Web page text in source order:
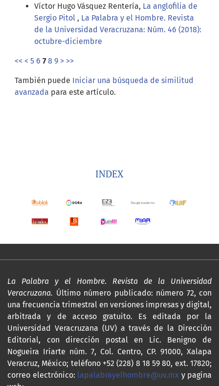
Víctor Hugo Vásquez Rentería, La anglofilia de
Sergio Pitol , La Palabra y el Hombre. Revista
de la Universidad Veracruzana: Núm. 46 (2018):
octubre-diciembre
<< < 5 6 7 8 9 > >>
También puede Iniciar una búsqueda de similitud
avanzada para este artículo.
INDEX
La Palabra y el Hombre. Revista de la Universidad
Veracruzana. Último número publicado: número 72, con
una frecuencia trimestral en versiones impresas y digital,
arbitrada y de acceso gratuito. Es editada por la
Universidad Veracruzana (UV) a través de la Dirección
Editorial, con dirección postal en Lic. Benigno de
Nogueira Iriarte núm. 7, Col. Centro, CP. 91000, Xalapa
Veracruz, México; teléfono +52 (228) 8 18 59 80, ext. 17820;
correo electrónico: lapalabrayelhombre@uv.mx y pagina